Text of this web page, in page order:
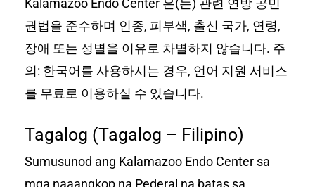
Kalamazoo Endo Center 은(는) 관련 연방 공민
권법을 준수하며 인종, 피부색, 출신 국가, 연령,
장애 또는 성별을 이유로 차별하지 않습니다. 주
의: 한국어를 사용하시는 경우, 언어 지원 서비스
를 무료로 이용하실 수 있습니다.
Tagalog (Tagalog – Filipino)
Sumusunod ang Kalamazoo Endo Center sa
mga naaangkop na Pederal na batas sa